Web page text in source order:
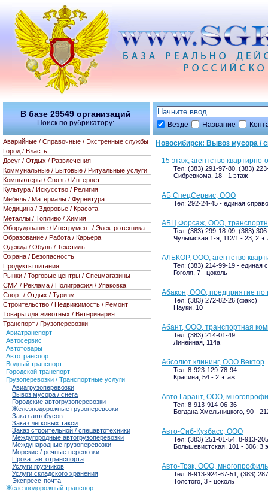
Везде Название
Новосибирск: Вывоз мусора /
15 этаж, агентство
Тел: (383) 291-97-80, (383)
Сибревкома, 18 - 1 этаж
АБ СпецСервис, ООО
Тел: 292-24-45 - единая
АБЦ Форсаж, ООО,
Тел: (383) 299-18-09, (383)
Чулымская 1-я, 112/1 - 23; 2
АЛЬКОР, ООО, агентство
Тел: (383) 214-99-19 - единая
Гоголя, 7 - цоколь
Абакон, ООО, предприятие по
Тел: (383) 272-82-26 (факс)
Науки, 10
Абант, ООО, транспортная
Тел: (383) 214-01-49
Линейная, 114а
Абсолют клининг, ООО Вектор
Тел: 8-923-129-78-94
Красина, 54 - 2 этаж
Авто Гарант, ООО,
Тел: 8-913-914-06-36
Богдана Хмельницкого, 90 -
Авто-Сиб-Кузбасс, ООО
Тел: (383) 251-01-54, 8-913-
Большевистская, 101 - 306; 3
Авто-Трэк, ООО,
Тел: 8-913-924-67-51, (383)
Толстого, 3 - цоколь
В базе 29549 организаций
Поиск по рубрикатору:
Аварийные / Справочные / Экстренные службы
Город / Власть
Досуг / Отдых / Развлечения
Коммунальные / Бытовые / Ритуальные услуги
Компьютеры / Связь / Интернет
Культура / Искусство / Религия
Мебель / Материалы / Фурнитура
Медицина / Здоровье / Красота
Металлы / Топливо / Химия
Оборудование / Инструмент / Электротехника
Образование / Работа / Карьера
Одежда / Обувь / Текстиль
Охрана / Безопасность
Продукты питания
Рынки / Торговые центры / Спецмагазины
СМИ / Реклама / Полиграфия / Упаковка
Спорт / Отдых / Туризм
Строительство / Недвижимость / Ремонт
Товары для животных / Ветеринария
Транспорт / Грузоперевозки
Авиатранспорт
Автосервис
Автотовары
Автотранспорт
Водный транспорт
Городской транспорт
Грузоперевозки / Транспортные услуги
Авиагрузоперевозки
Вывоз мусора / снега
Городские автогрузоперевозки
Железнодорожные грузоперевозки
Заказ автобусов
Заказ легковых такси
Заказ строительной / спецавтотехники
Междугородные автогрузоперевозки
Международные грузоперевозки
Морские / речные перевозки
Прокат автотранспорта
Услуги грузчиков
Услуги складского хранения
Экспресс-почта
Железнодорожный транспорт